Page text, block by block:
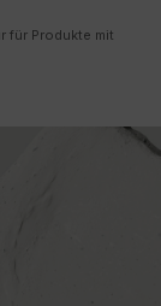
für Produkte mit